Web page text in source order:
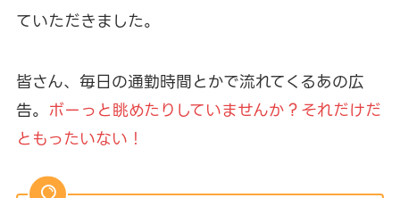
ていただきました。
皆さん、毎日の通勤時間とかで流れてくるあの広
告。 ボーっと眺めたりしていませんか？それだけだ
ともったいない！